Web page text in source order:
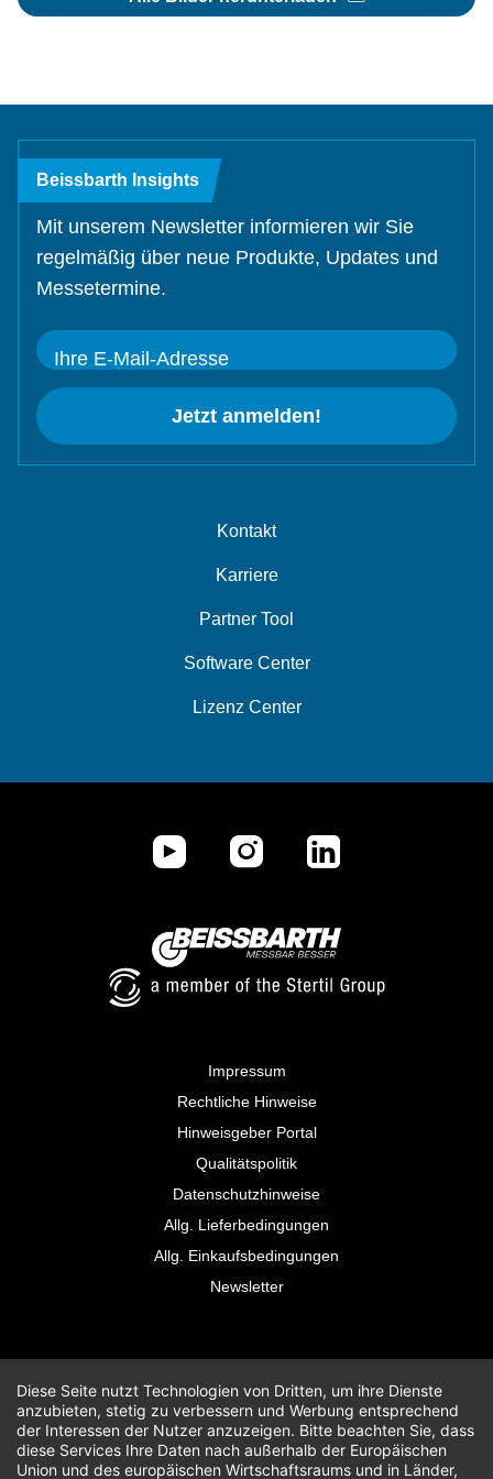
Kontakt
Karriere
Partner Tool
Software Center
Lizenz Center
Beissbarth Insights
Mit unserem Newsletter informieren wir Sie
regelmäßig über neue Produkte, Updates und
Messetermine.
Ihre E-Mail-Adresse
Jetzt anmelden!
Impressum
Rechtliche Hinweise
Hinweisgeber Portal
Qualitätspolitik
Datenschutzhinweise
Allg. Lieferbedingungen
Allg. Einkaufsbedingungen
Newsletter
Diese Seite nutzt Technologien von Dritten, um ihre Dienste
anzubieten, stetig zu verbessern und Werbung entsprechend
der Interessen der Nutzer anzuzeigen. Bitte beachten Sie, dass
diese Services Ihre Daten nach außerhalb der Europäischen
Union und des europäischen Wirtschaftsraums und in Länder,